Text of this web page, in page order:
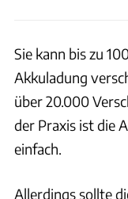
Sie kann bis zu
Akkuladung
über 20.000
der Praxis ist die
einfach.
Allerdings sollte